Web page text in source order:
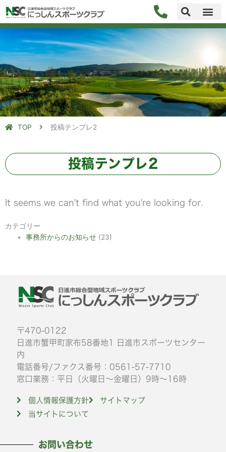
内
容
を
キ
プ
TOP 投稿テンプレ2
投稿テンプレ2
It seems we can't find what you're looking for.
カテゴリー
事務所からのお知らせ (23)
〒470-0122
日進市蟹甲町家布58番地1 日進市スポーツセンター
内
電話番号/ファクス番号：0561-57-7710
窓口業務：平日（火曜日～金曜日）9時～16時
個人情報保護方針
サイトマップ
当サイトについて
お問い合わせ